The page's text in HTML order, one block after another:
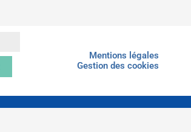
Mentions légales
Gestion des cookies